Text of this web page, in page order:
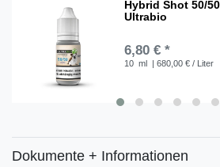
Hybrid Shot 50/
Ultrabio
6,80 € *
10 ml | 680,00 € / Liter
Dokumente + Informationen